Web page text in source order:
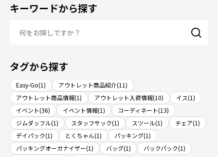
キーワードから探す
タグから探す
Easy-Go(1)
アウトレット商品紹介(11)
アウトレット商品情報(1)
アウトレット入荷情報(10)
イス(1)
イベント(36)
イベント情報(1)
コーディネート(13)
ジムダッフル(1)
スタッフサック(1) スツール(1)
チェア(1)
デイパック(1)
とくちゃん(1)
パッキング(1)
パッキングオーガナイザー(1)
バッグ(1)
バックパック(1)